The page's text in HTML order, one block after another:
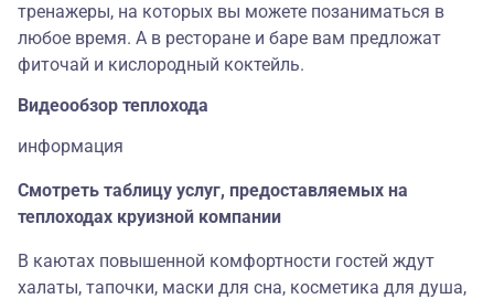
тренажеры, на которых вы можете позаниматься в
любое время. А в ресторане и баре вам предложат
фиточай и кислородный коктейль.
Видеообзор теплохода
информация
Смотреть таблицу услуг, предоставляемых на
теплоходах круизной компании
В каютах повышенной комфортности гостей ждут
халаты, тапочки, маски для сна, косметика для душа,